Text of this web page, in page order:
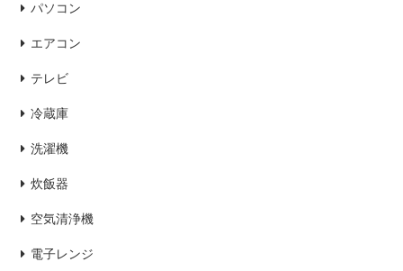
パソコン
エアコン
テレビ
冷蔵庫
洗濯機
炊飯器
空気清浄機
電子レンジ